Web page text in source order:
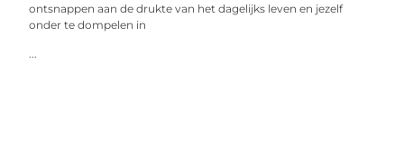
ontsnappen aan de drukte van het dagelijks leven en jezelf
onder te dompelen in
...